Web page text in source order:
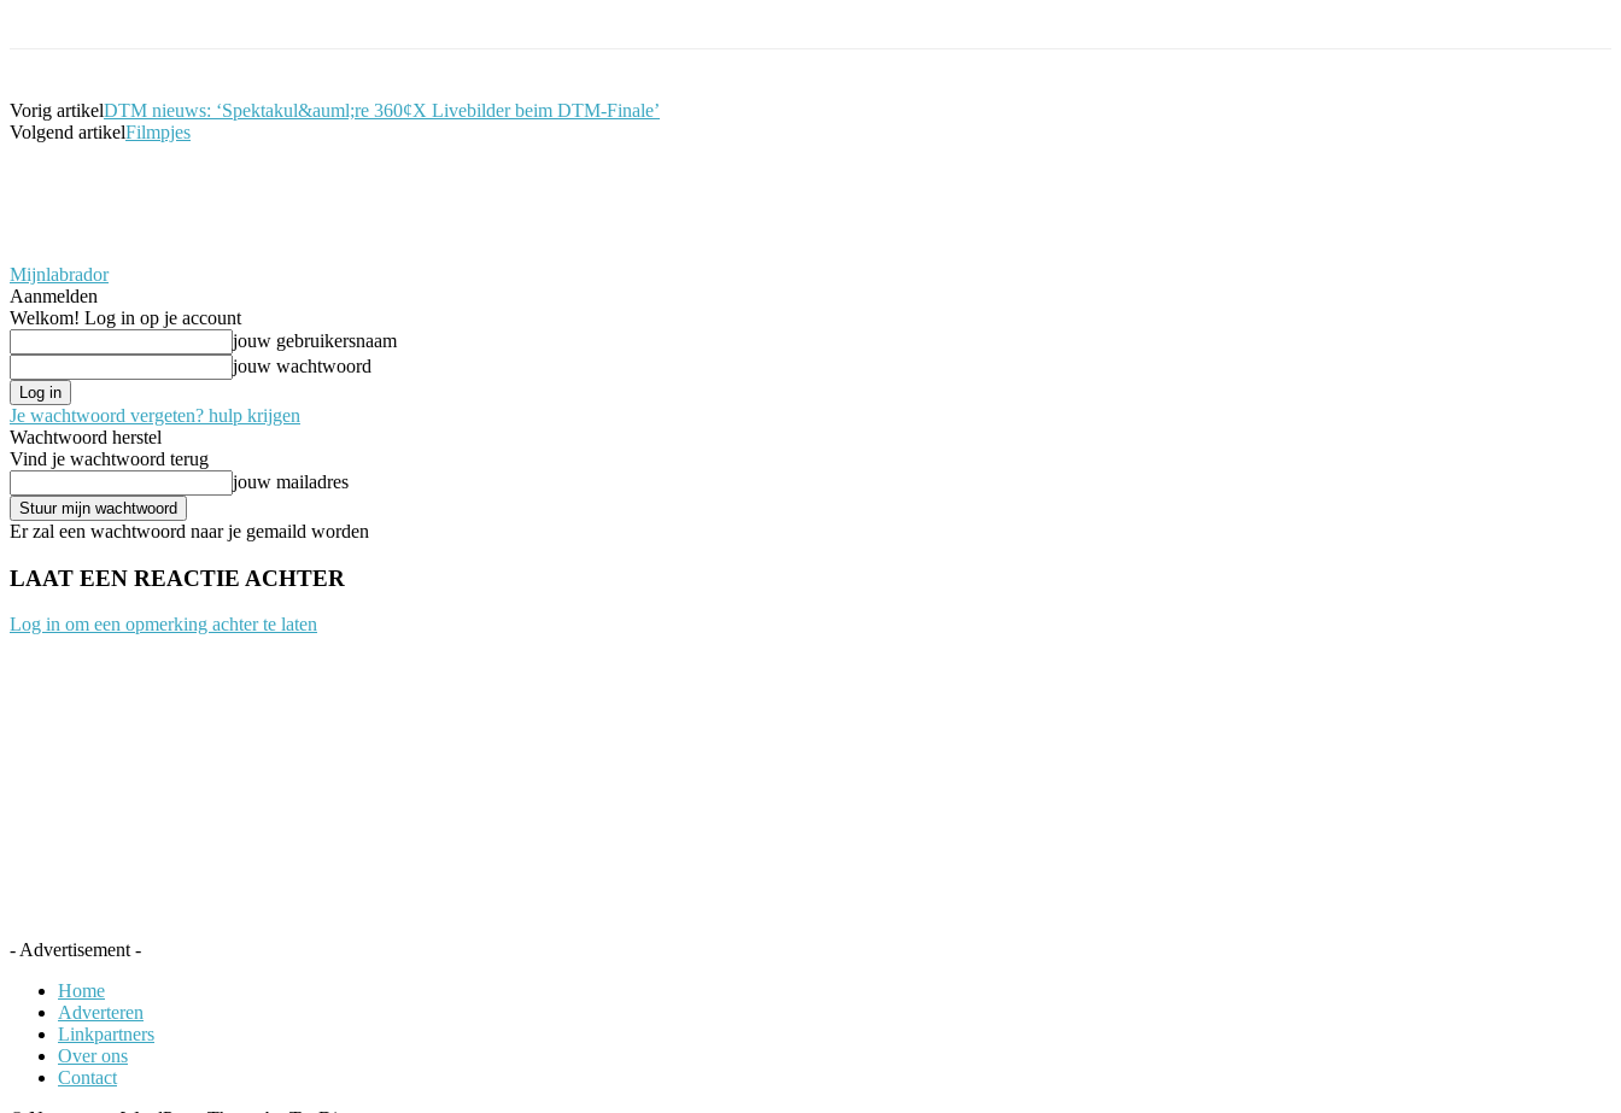
Vorig artikelDTM nieuws: ‘Spektakul&auml;re 360¢X Livebilder beim DTM-Finale’
Volgend artikelFilmpjes
Mijnlabrador
Aanmelden
Welkom! Log in op je account
jouw gebruikersnaam
jouw wachtwoord
Je wachtwoord vergeten? hulp krijgen
Wachtwoord herstel
Vind je wachtwoord terug
jouw mailadres
Er zal een wachtwoord naar je gemaild worden
LAAT EEN REACTIE ACHTER
Log in om een opmerking achter te laten
- Advertisement -
Home
Adverteren
Linkpartners
Over ons
Contact